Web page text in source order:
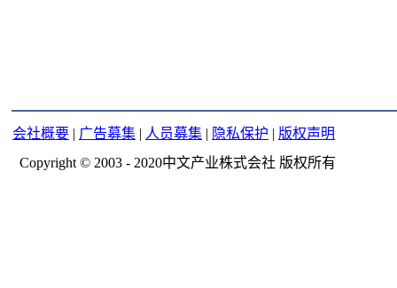
会社概要 | 广告募集 | 人员募集 | 隐私保护 | 版权声明
Copyright © 2003 - 2020中文产业株式会社 版权所有